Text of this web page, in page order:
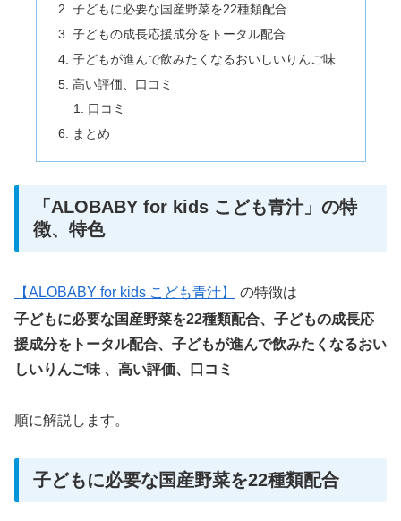
子どもに必要な国産野菜を22種類配合
子どもの成長応援成分をトータル配合
子どもが進んで飲みたくなるおいしいりんご味
高い評価、口コミ
口コミ
まとめ
「ALOBABY for kids こども青汁」の特
徴、特色
【ALOBABY for kids こども青汁】
の特徴は
子どもに必要な国産野菜を22種類配合、子どもの成長応
援成分をトータル配合、子どもが進んで飲みたくなるおい
しいりんご味 、高い評価、口コミ
順に解説します。
子どもに必要な国産野菜を22種類配合